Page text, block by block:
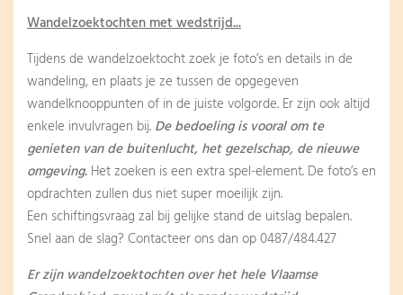
Wandelzoektochten met wedstrijd...
Tijdens de wandelzoektocht zoek je foto’s en details in de
wandeling, en plaats je ze tussen de opgegeven
wandelknooppunten of in de juiste volgorde. Er zijn ook altijd
enkele invulvragen bij. De bedoeling is vooral om te
genieten van de buitenlucht, het gezelschap, de nieuwe
omgeving. Het zoeken is een extra spel-element. De foto’s en
opdrachten zullen dus niet super moeilijk zijn.
Een schiftingsvraag zal bij gelijke stand de uitslag bepalen.
Snel aan de slag? Contacteer ons dan op 0487/484.427
Er zijn wandelzoektochten over het hele Vlaamse